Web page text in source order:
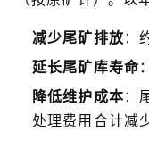
减少尾矿排放 ：
延长尾矿库寿命
降低维护成本：
处理费用合计减